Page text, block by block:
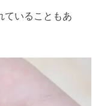
ていることもあ